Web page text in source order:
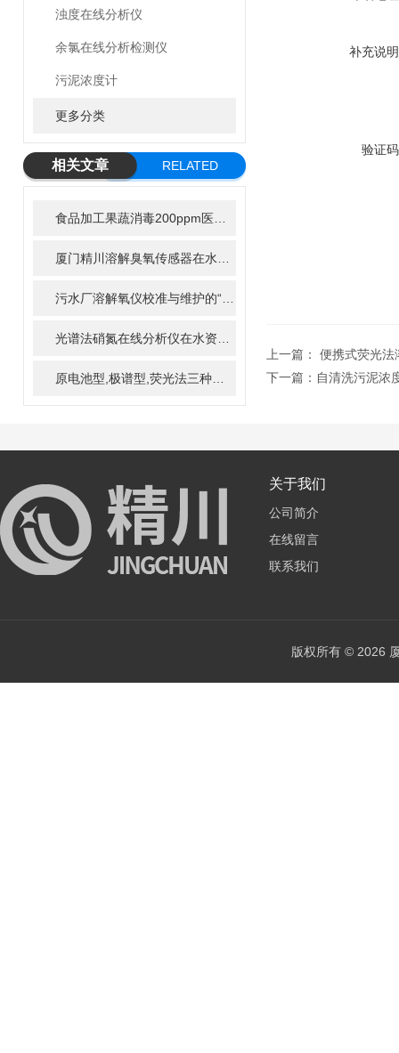
浊度在线分析仪
余氯在线分析检测仪
污泥浓度计
更多分类
相关文章
RELATED
补充说
验证
上一篇： 便携式荧光
下一篇： 自清洗污泥浓
关于我们
公司简介
在线留言
联系我们
版权所有 © 2026